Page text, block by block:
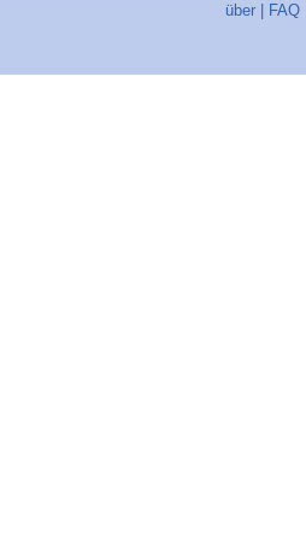
über FAQ